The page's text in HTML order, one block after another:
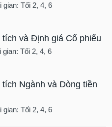
gian: Tối 2, 4, 6
và Định giá Cổ phiếu
gian: Tối 2, 4, 6
Ngành và Dòng tiền
gian: Tối 2, 4, 6